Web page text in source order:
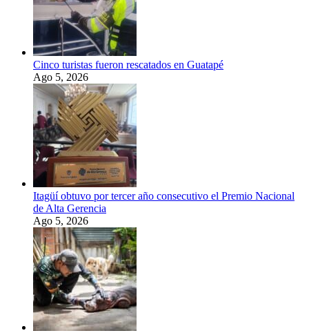
Cinco turistas fueron rescatados en Guatapé
Ago 5, 2026
Itagüí obtuvo por tercer año consecutivo el Premio Nacional
de Alta Gerencia
Ago 5, 2026